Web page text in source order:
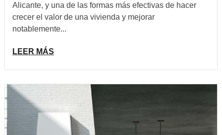
Alicante, y una de las formas más efectivas de hacer
crecer el valor de una vivienda y mejorar
notablemente...
LEER MÁS